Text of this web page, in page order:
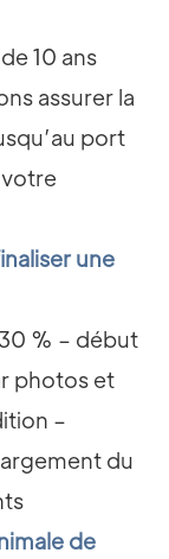
10 ans
assurer la
port
une
% – début
photos et
–
du
de